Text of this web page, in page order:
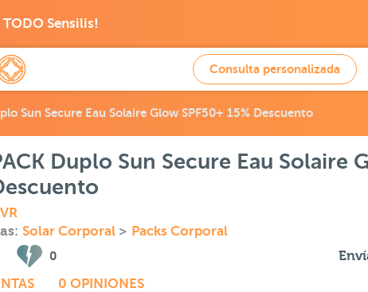
TODO Sensilis!
Consulta personalizada
Sun Secure Eau Solaire Glow SPF50+ 15% Descuento
Duplo Sun Secure Eau Solaire
Solar Corporal > Packs Corporal
0
0 OPINIONES